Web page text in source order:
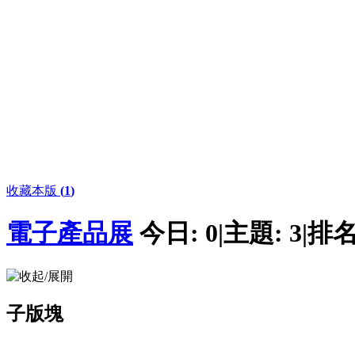
收藏本版 (1)
電子產品展 今日: 0|主題: 3|排
子版塊